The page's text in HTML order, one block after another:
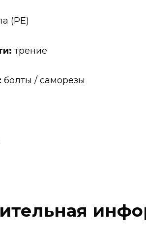
(PE)
трение
болты / саморезы